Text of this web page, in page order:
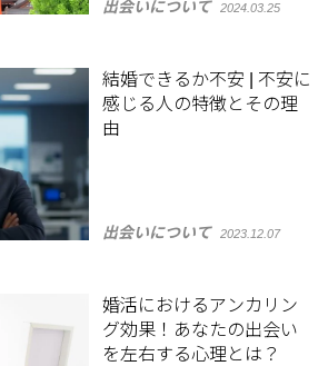
出会いについて 2024.03.25
結婚できるか不安 | 不安に
感じる人の特徴とその理
由
出会いについて 2023.12.07
婚活におけるアンカリン
グ効果！あなたの出会い
を左右する心理とは？